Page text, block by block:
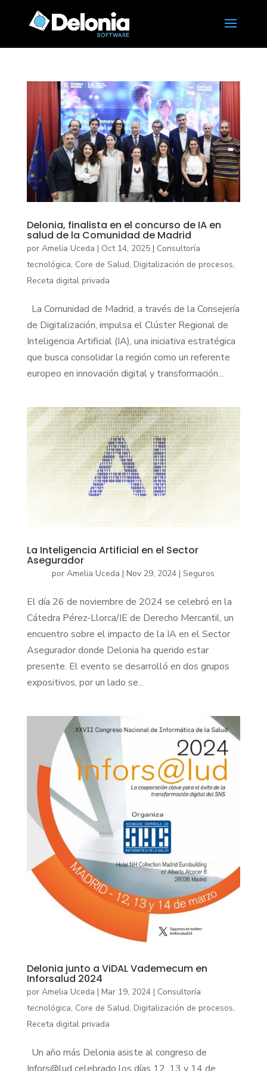
Delonia, finalista en el concurso de IA en
salud de la Comunidad de Madrid
por Amelia Uceda | Oct 14, 2025| Consultoría
tecnológica, Core de Salud, Digitalización de procesos,
Receta digital privada
La Comunidad de Madrid, a través de la Consejería
de Digitalización, impulsa el Clúster Regional de
Inteligencia Artificial (IA), una iniciativa estratégica
que busca consolidar la región como un referente
europeo en innovación digital y transformación...
La Inteligencia Artificial en el Sector
Asegurador
porAmelia Uceda |Nov 29, 2024 |Seguros
El día 26 de noviembre de 2024 se celebró en la
Cátedra Pérez-Llorca/IE de Derecho Mercantil, un
encuentro sobre el impacto de la IA en el Sector
Asegurador donde Delonia ha querido estar
presente. El evento se desarrolló en dos grupos
expositivos, por un lado se...
Delonia junto a ViDAL Vademecum en
Inforsalud 2024
por Amelia Uceda | Mar 19, 2024| Consultoría
tecnológica, Core de Salud, Digitalización de procesos,
Receta digital privada
Un año más Delonia asiste al congreso de